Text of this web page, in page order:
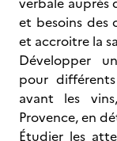
et besoins des
et accroitre la
Développer
pour
avant les
Provence, en
Étudier les